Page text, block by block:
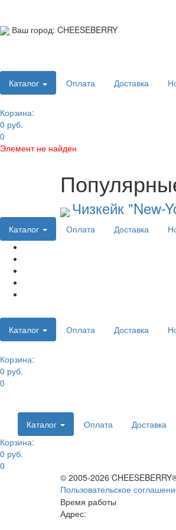
Ваш город: CHEESEBERRY
Каталог Оплата Доставка
Корзина:
0 руб.
0
Элемент не найден
Чизкейк "New-
Каталог Оплата Доставка
Каталог Оплата Доставка
Корзина:
0 руб.
0
Каталог Оплата Доставка
Корзина:
0 руб.
0
© 2005-2026
Пользовательское
Время работы
Адрес: